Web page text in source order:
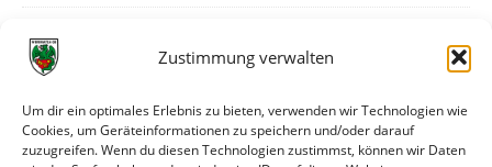
Zustimmung verwalten
Um dir ein optimales Erlebnis zu bieten, verwenden wir Technologien wie
Cookies, um Geräteinformationen zu speichern und/oder darauf
zuzugreifen. Wenn du diesen Technologien zustimmst, können wir Daten
31. Juli 2026
30. Juli 2026
Deine Spielminute: 89+1